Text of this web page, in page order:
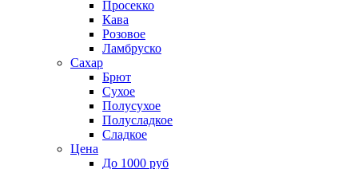
Просекко
Кава
Розовое
Ламбруско
Сахар
Брют
Сухое
Полусухое
Полусладкое
Сладкое
Цена
До 1000 руб